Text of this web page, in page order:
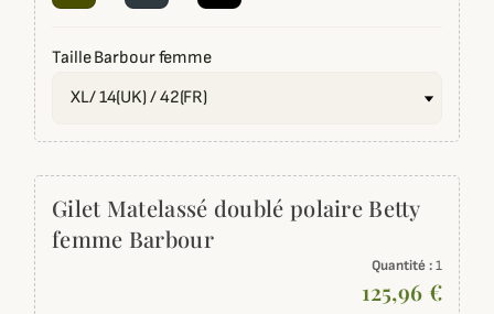
Taille Barbour femme
Gilet Matelassé doublé polaire Betty
femme Barbour
Quantité :1
125,96 €